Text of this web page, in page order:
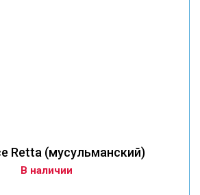
Retta (мусульманский)
В наличии